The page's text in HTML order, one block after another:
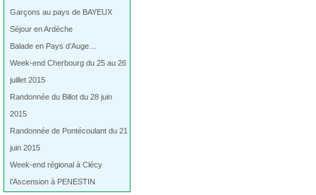
Garçons au pays de BAYEUX
Séjour en Ardèche
Balade en Pays d’Auge…
Week-end Cherbourg du 25 au 26
juillet 2015
Randonnée du Billot du 28 juin
2015
Randonnée de Pontécoulant du 21
juin 2015
Week-end régional à Clécy
l’Ascension à PENESTIN